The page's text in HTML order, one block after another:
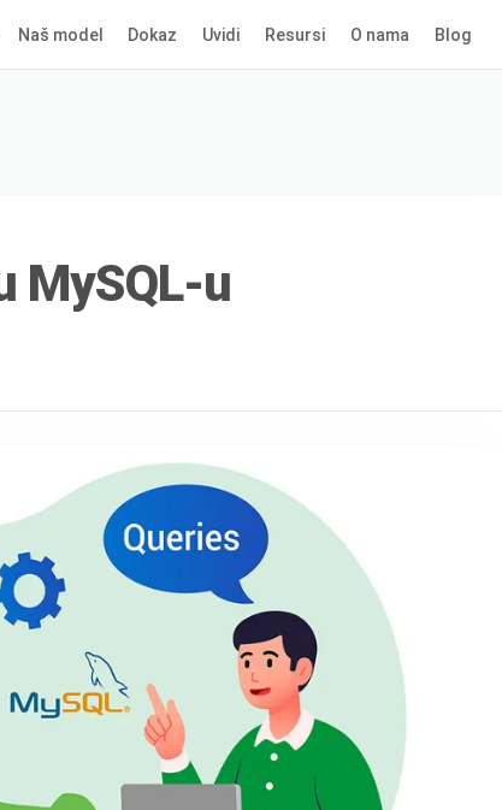
Naš model Dokaz Uvidi Resursi O nama Blog
MySQL-u